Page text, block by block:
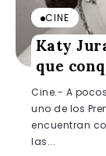
CINE
Katy
que
Cine.- A
uno de los
encuentran
las...